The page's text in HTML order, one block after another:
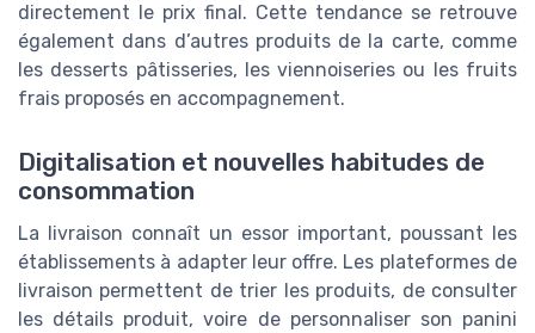
directement le prix final. Cette tendance se retrouve
également dans d’autres produits de la carte, comme
les desserts pâtisseries, les viennoiseries ou les fruits
frais proposés en accompagnement.
Digitalisation et nouvelles habitudes de
consommation
La livraison connaît un essor important, poussant les
établissements à adapter leur offre. Les plateformes de
livraison permettent de trier les produits, de consulter
les détails produit, voire de personnaliser son panini